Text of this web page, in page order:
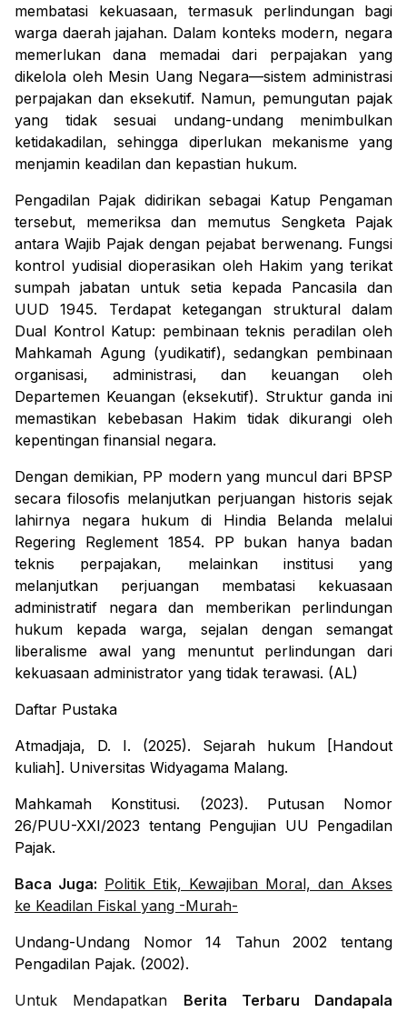
membatasi kekuasaan, termasuk perlindungan bagi
warga daerah jajahan. Dalam konteks modern, negara
memerlukan dana memadai dari perpajakan yang
dikelola oleh Mesin Uang Negara—sistem administrasi
perpajakan dan eksekutif. Namun, pemungutan pajak
yang tidak sesuai undang-undang menimbulkan
ketidakadilan, sehingga diperlukan mekanisme yang
menjamin keadilan dan kepastian hukum.
Pengadilan Pajak didirikan sebagai Katup Pengaman
tersebut, memeriksa dan memutus Sengketa Pajak
antara Wajib Pajak dengan pejabat berwenang. Fungsi
kontrol yudisial dioperasikan oleh Hakim yang terikat
sumpah jabatan untuk setia kepada Pancasila dan
UUD 1945. Terdapat ketegangan struktural dalam
Dual Kontrol Katup: pembinaan teknis peradilan oleh
Mahkamah Agung (yudikatif), sedangkan pembinaan
organisasi, administrasi, dan keuangan oleh
Departemen Keuangan (eksekutif). Struktur ganda ini
memastikan kebebasan Hakim tidak dikurangi oleh
kepentingan finansial negara.
Dengan demikian, PP modern yang muncul dari BPSP
secara filosofis melanjutkan perjuangan historis sejak
lahirnya negara hukum di Hindia Belanda melalui
Regering Reglement 1854. PP bukan hanya badan
teknis perpajakan, melainkan institusi yang
melanjutkan perjuangan membatasi kekuasaan
administratif negara dan memberikan perlindungan
hukum kepada warga, sejalan dengan semangat
liberalisme awal yang menuntut perlindungan dari
kekuasaan administrator yang tidak terawasi. (AL)
Daftar Pustaka
Atmadjaja, D. I. (2025). Sejarah hukum [Handout
kuliah]. Universitas Widyagama Malang.
Mahkamah Konstitusi. (2023). Putusan Nomor
26/PUU-XXI/2023 tentang Pengujian UU Pengadilan
Pajak.
Baca Juga: Politik Etik, Kewajiban Moral, dan Akses
ke Keadilan Fiskal yang -Murah-
Undang-Undang Nomor 14 Tahun 2002 tentang
Pengadilan Pajak. (2002).
Untuk Mendapatkan Berita Terbaru Dandapala